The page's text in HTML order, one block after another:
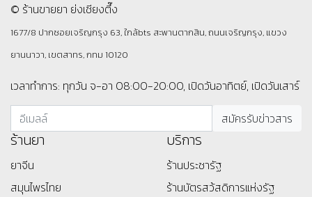
© ร้านขายยา ย่งเชียงตึ๊ง
1677/8 ปากซอยเจริญกรุง 63, ใกล้bts สะพานตากสิน, ถนนเจริญกรุง, แขวง
ยานนาวา, เขตสาทร, กทม 10120
เวลาทำการ: ทุกวัน จ-อา 08:00-20:00, เปิดวันอาทิตย์, เปิดวันเสาร์
ร้านยา
ยาจีน
สมุนไพรไทย
บริการ
ร้านประชารัฐ
ร้านบัตรสว้สดิการแห่งรัฐ